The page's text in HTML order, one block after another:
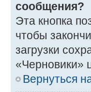
сообщения?
Эта кнопка
чтобы
загрузки
«Черновики»
Вернуться